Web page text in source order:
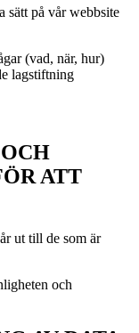
sätt på vår webbsite
(vad, när, hur)
lagstiftning
ATT
ut till de som är
och